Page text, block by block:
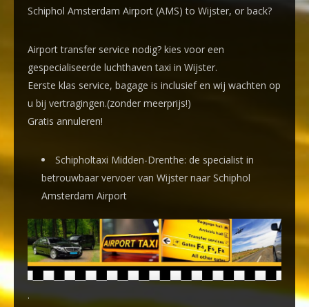
Schiphol Amsterdam Airport (AMS) to Wijster, or back?
Airport transfer service nodig? kies voor een
gespecialiseerde luchthaven taxi in Wijster.
Eerste klas service, bagage is inclusief en wij wachten op
u bij vertragingen.(zonder meerprijs!)
Gratis annuleren!
Schipholtaxi Midden-Drenthe: de specialist in
betrouwbaar vervoer van Wijster naar Schiphol
Amsterdam Airport
.